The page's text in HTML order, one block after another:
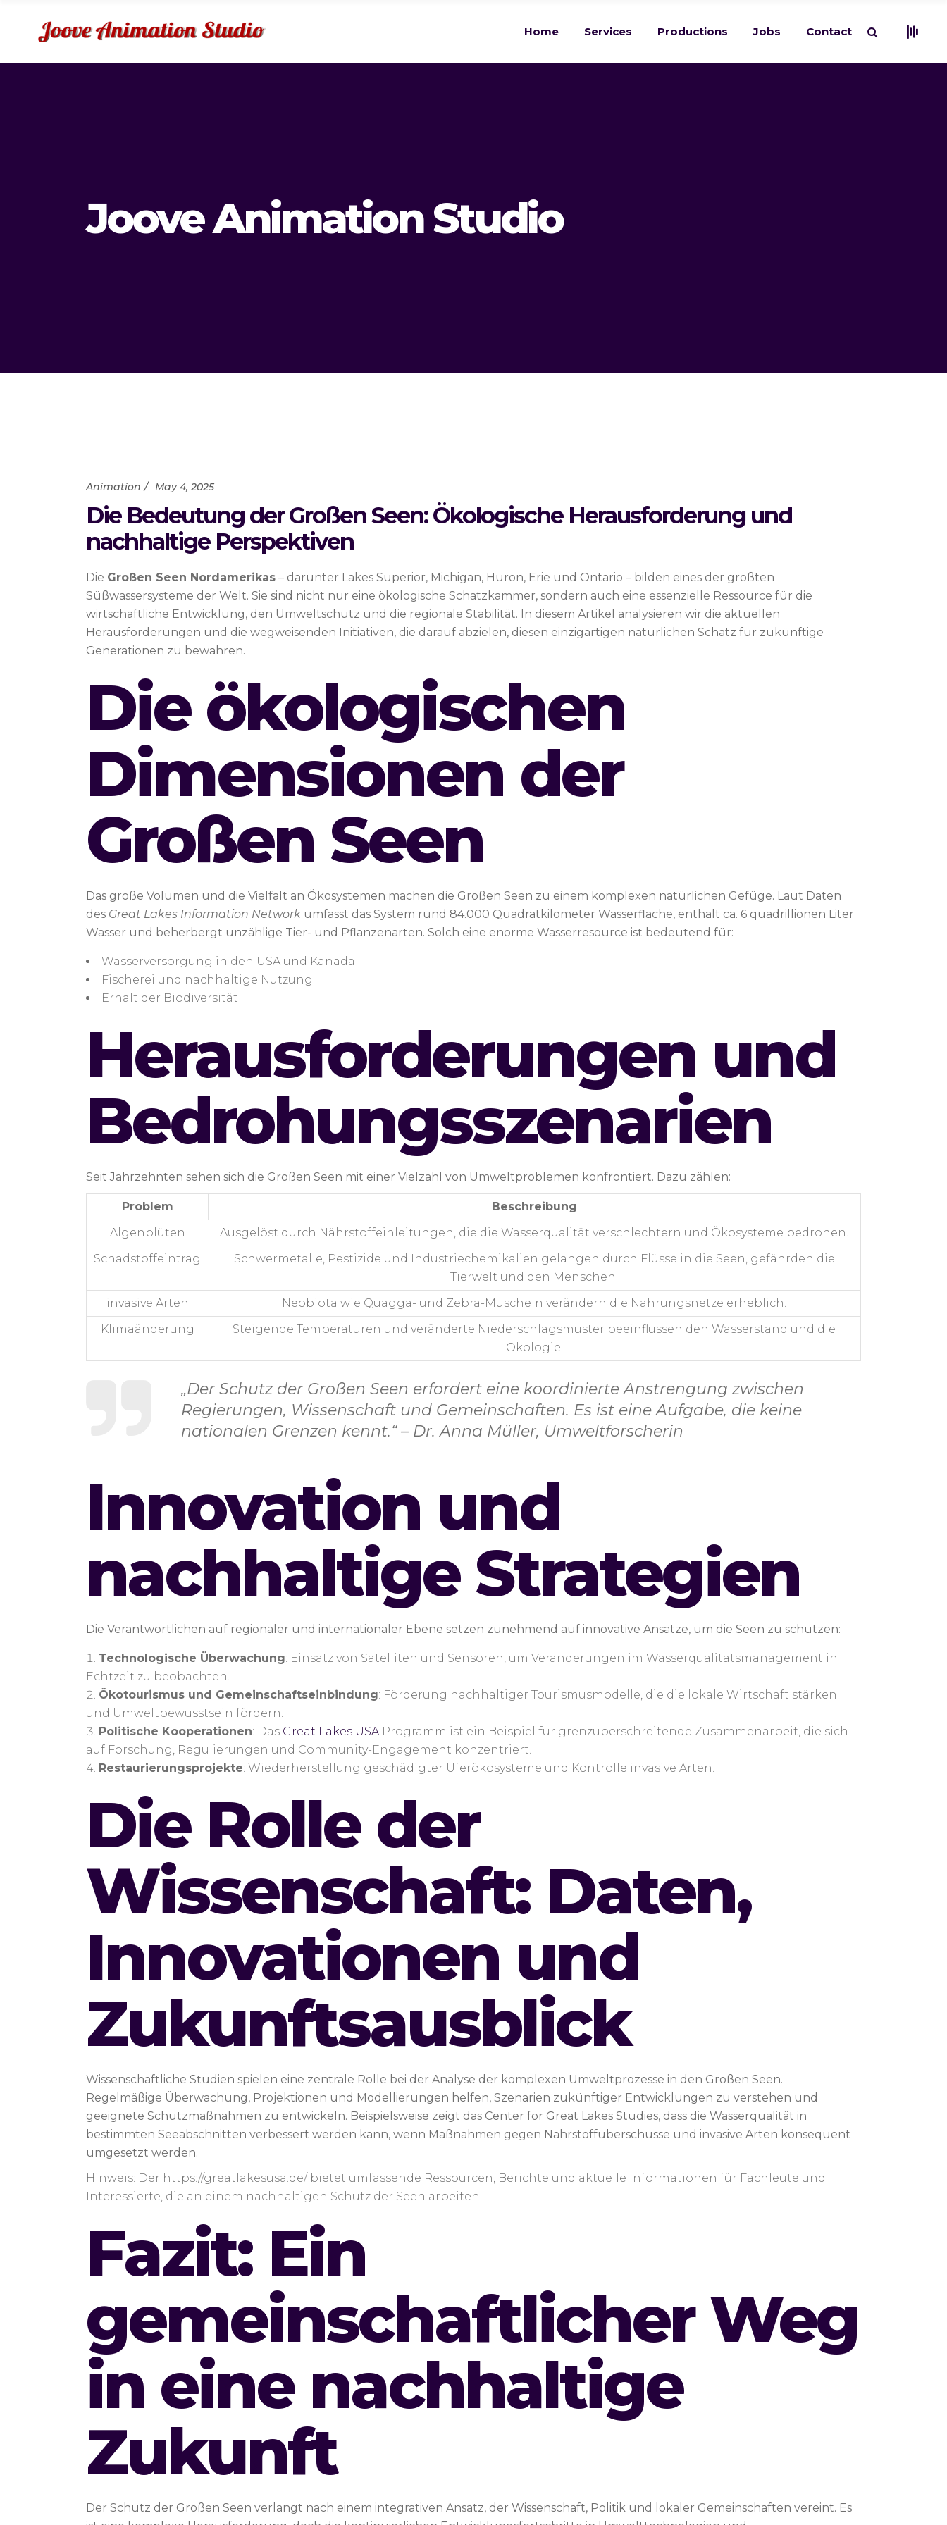
Home Services Productions Jobs Contact
Joove Animation Studio
Animation May 4, 2025
Die Bedeutung der Großen Seen: Ökologische Herausforderung und
nachhaltige Perspektiven
Die Großen Seen Nordamerikas – darunter Lakes Superior, Michigan, Huron, Erie und Ontario – bilden eines der größten
Süßwassersysteme der Welt. Sie sind nicht nur eine ökologische Schatzkammer, sondern auch eine essenzielle Ressource für die
wirtschaftliche Entwicklung, den Umweltschutz und die regionale Stabilität. In diesem Artikel analysieren wir die aktuellen
Herausforderungen und die wegweisenden Initiativen, die darauf abzielen, diesen einzigartigen natürlichen Schatz für zukünftige
Generationen zu bewahren.
Die ökologischen
Dimensionen der
Großen Seen
Das große Volumen und die Vielfalt an Ökosystemen machen die Großen Seen zu einem komplexen natürlichen Gefüge. Laut Daten
des Great Lakes Information Network umfasst das System rund 84.000 Quadratkilometer Wasserfläche, enthält ca. 6 quadrillionen Liter
Wasser und beherbergt unzählige Tier- und Pflanzenarten. Solch eine enorme Wasserresource ist bedeutend für:
Wasserversorgung in den USA und Kanada
Fischerei und nachhaltige Nutzung
Erhalt der Biodiversität
Herausforderungen und
Bedrohungsszenarien
Seit Jahrzehnten sehen sich die Großen Seen mit einer Vielzahl von Umweltproblemen konfrontiert. Dazu zählen:
Problem
Beschreibung
Algenblüten
Ausgelöst durch Nährstoffeinleitungen, die die Wasserqualität verschlechtern und Ökosysteme bedrohen.
Schadstoffeintrag
Schwermetalle, Pestizide und Industriechemikalien gelangen durch Flüsse in die Seen, gefährden die
Tierwelt und den Menschen.
invasive Arten
Neobiota wie Quagga- und Zebra-Muscheln verändern die Nahrungsnetze erheblich.
Klimaänderung
Steigende Temperaturen und veränderte Niederschlagsmuster beeinflussen den Wasserstand und die
Ökologie.
„Der Schutz der Großen Seen erfordert eine koordinierte Anstrengung zwischen
Regierungen, Wissenschaft und Gemeinschaften. Es ist eine Aufgabe, die keine
nationalen Grenzen kennt.“ – Dr. Anna Müller, Umweltforscherin
Innovation und
nachhaltige Strategien
Die Verantwortlichen auf regionaler und internationaler Ebene setzen zunehmend auf innovative Ansätze, um die Seen zu schützen:
Technologische Überwachung: Einsatz von Satelliten und Sensoren, um Veränderungen im Wasserqualitätsmanagement in
Echtzeit zu beobachten.
Ökotourismus und Gemeinschaftseinbindung: Förderung nachhaltiger Tourismusmodelle, die die lokale Wirtschaft stärken
und Umweltbewusstsein fördern.
Politische Kooperationen: Das Great Lakes USA Programm ist ein Beispiel für grenzüberschreitende Zusammenarbeit, die sich
auf Forschung, Regulierungen und Community-Engagement konzentriert.
Restaurierungsprojekte: Wiederherstellung geschädigter Uferökosysteme und Kontrolle invasive Arten.
Die Rolle der
Wissenschaft: Daten,
Innovationen und
Zukunftsausblick
Wissenschaftliche Studien spielen eine zentrale Rolle bei der Analyse der komplexen Umweltprozesse in den Großen Seen.
Regelmäßige Überwachung, Projektionen und Modellierungen helfen, Szenarien zukünftiger Entwicklungen zu verstehen und
geeignete Schutzmaßnahmen zu entwickeln. Beispielsweise zeigt das Center for Great Lakes Studies, dass die Wasserqualität in
bestimmten Seeabschnitten verbessert werden kann, wenn Maßnahmen gegen Nährstoffüberschüsse und invasive Arten konsequent
umgesetzt werden.
Hinweis: Der https://greatlakesusa.de/ bietet umfassende Ressourcen, Berichte und aktuelle Informationen für Fachleute und
Interessierte, die an einem nachhaltigen Schutz der Seen arbeiten.
Fazit: Ein
gemeinschaftlicher Weg
in eine nachhaltige
Zukunft
Der Schutz der Großen Seen verlangt nach einem integrativen Ansatz, der Wissenschaft, Politik und lokaler Gemeinschaften vereint. Es